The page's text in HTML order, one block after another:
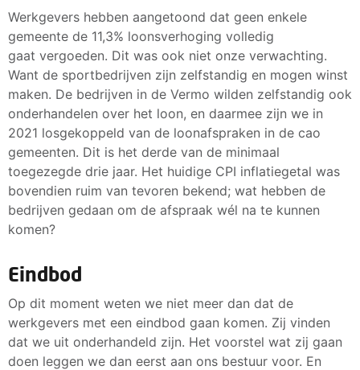
Werkgevers hebben aangetoond dat geen enkele
gemeente de 11,3% loonsverhoging volledig
gaat vergoeden. Dit was ook niet onze verwachting.
Want de sportbedrijven zijn zelfstandig en mogen winst
maken. De bedrijven in de Vermo wilden zelfstandig ook
onderhandelen over het loon, en daarmee zijn we in
2021 losgekoppeld van de loonafspraken in de cao
gemeenten. Dit is het derde van de minimaal
toegezegde drie jaar. Het huidige CPI inflatiegetal was
bovendien ruim van tevoren bekend; wat hebben de
bedrijven gedaan om de afspraak wél na te kunnen
komen?
Eindbod
Op dit moment weten we niet meer dan dat de
werkgevers met een eindbod gaan komen. Zij vinden
dat we uit onderhandeld zijn. Het voorstel wat zij gaan
doen leggen we dan eerst aan ons bestuur voor. En